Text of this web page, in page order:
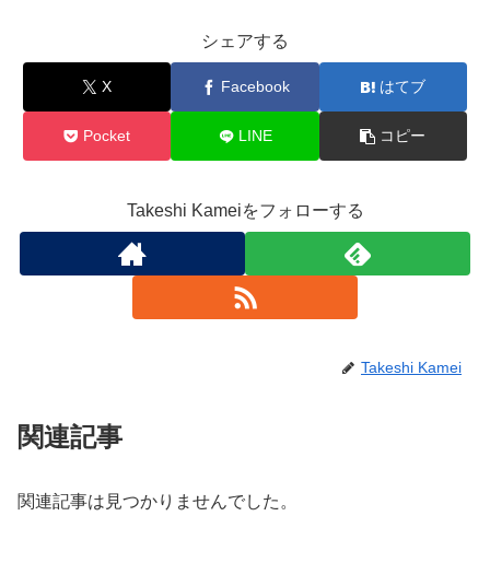
シェアする
X Facebook はてブ
Pocket LINE コピー
Takeshi Kameiをフォローする
Takeshi Kamei
関連記事
関連記事は見つかりませんでした。